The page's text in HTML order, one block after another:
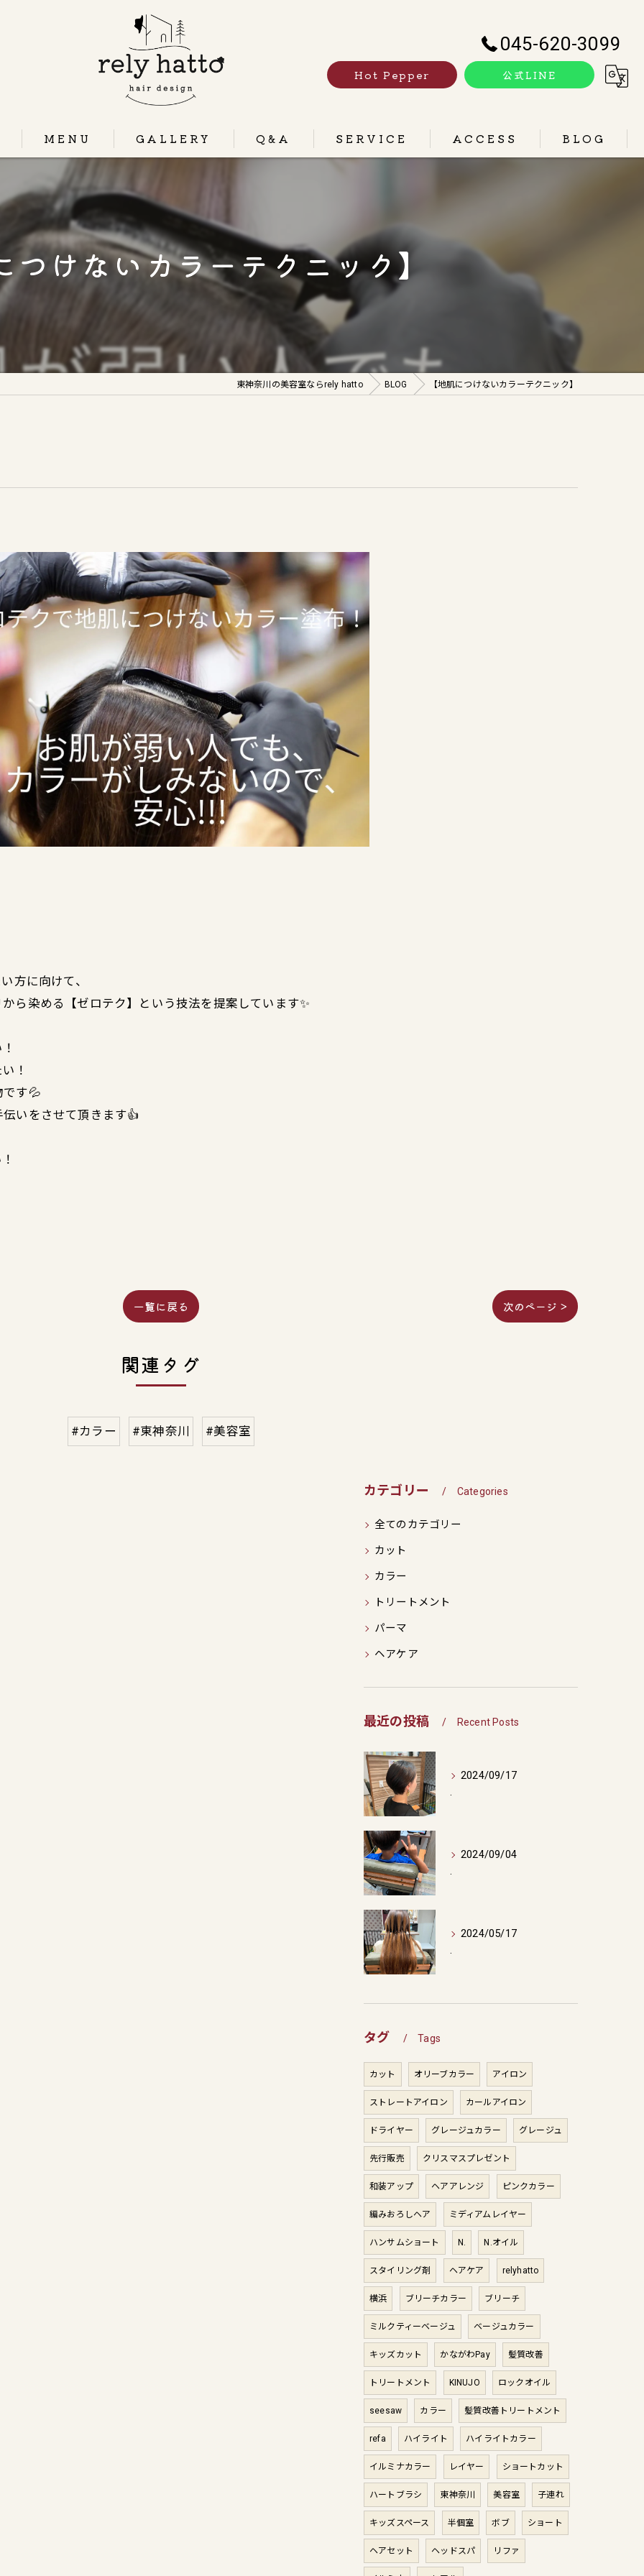
045-620-3099
Hot Pepper 公式LINE
MENU GALLERY Q&A SERVICE
トリートメント
ヘアケア
ACCESS BLOG
つけないカラーテクニック】
東神奈川の美容室ならrely hatto BLOG 【地肌につけないカラーテクニック】
方に向けて、
ら染める【ゼロテク】という技法を提案しています✨
！
です💦
いをさせて頂きます👍
一覧に戻る 次のページ >
関連タグ
#カラー #東神奈川 #美容室
カテゴリー Categories
全てのカテゴリー
カット
カラー
トリートメント
パーマ
ヘアケア
最近の投稿 Recent Posts
2024/09/17
.
2024/09/04
.
2024/05/17
.
タグ Tags
カット オリーブカラー アイロン
ストレートアイロン カールアイロン
ドライヤー グレージュカラー グレージュ
先行販売 クリスマスプレゼント
和装アップ ヘアアレンジ ピンクカラー
編みおろしヘア ミディアムレイヤー
ハンサムショート N. N.オイル
スタイリング剤 ヘアケア relyhatto
横浜 ブリーチカラー ブリーチ
ミルクティーベージュ ベージュカラー
キッズカット かながわPay 髪質改善
トリートメント KINUJO ロックオイル
seesaw カラー 髪質改善トリートメント
refa ハイライト ハイライトカラー
イルミナカラー レイヤー ショートカット
ハートブラシ 東神奈川 美容室 子連れ
キッズスペース 半個室 ボブ ショート
ヘアセット ヘッドスパ リファ